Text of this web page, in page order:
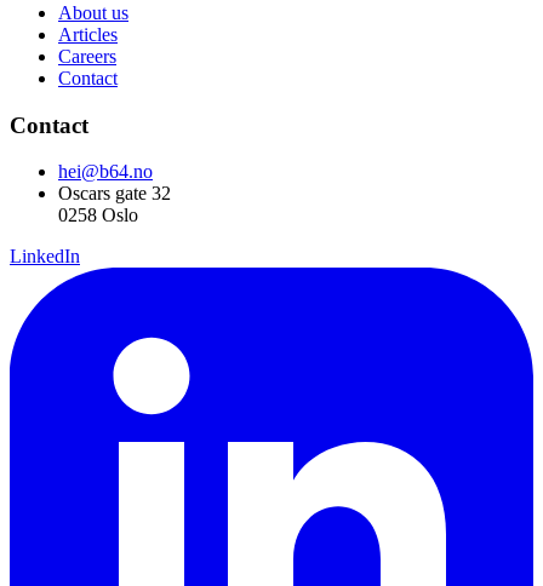
About us
Articles
Careers
Contact
Contact
hei@b64.no
Oscars gate 32
0258 Oslo
LinkedIn